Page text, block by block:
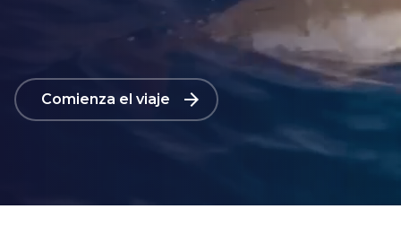
Comienza el viaje arrow_forward